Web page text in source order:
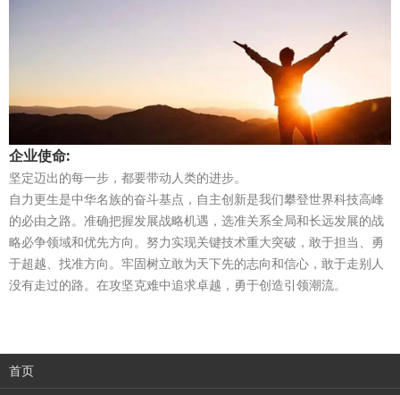
企业使命:
坚定迈出的每一步，都要带动人类的进步。
自力更生是中华名族的奋斗基点，自主创新是我们攀登世界科技高峰
的必由之路。准确把握发展战略机遇，选准关系全局和长远发展的战
略必争领域和优先方向。努力实现关键技术重大突破，敢于担当、勇
于超越、找准方向。牢固树立敢为天下先的志向和信心，敢于走别人
没有走过的路。在攻坚克难中追求卓越，勇于创造引领潮流。
首页